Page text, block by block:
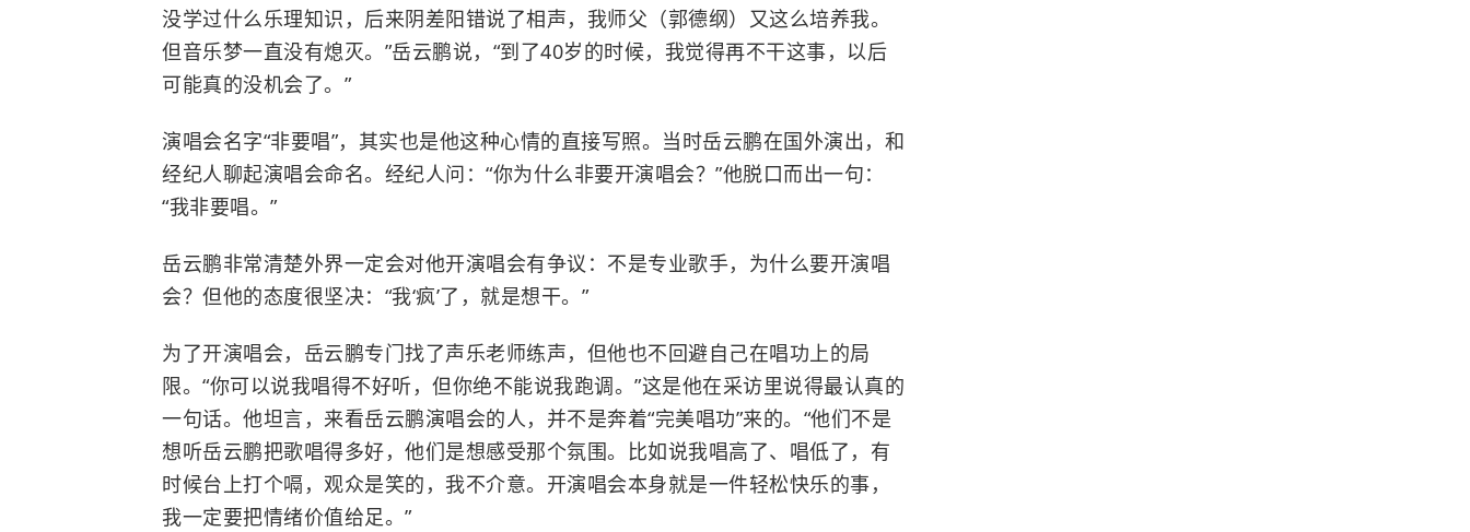
没学过什么乐理知识，后来阴差阳错说了相声，我师父（郭德纲）又这么培养我。
但音乐梦一直没有熄灭。”岳云鹏说，“到了40岁的时候，我觉得再不干这事，以后
可能真的没机会了。”
演唱会名字“非要唱”，其实也是他这种心情的直接写照。当时岳云鹏在国外演出，和
经纪人聊起演唱会命名。经纪人问：“你为什么非要开演唱会？”他脱口而出一句：
“我非要唱。”
岳云鹏非常清楚外界一定会对他开演唱会有争议：不是专业歌手，为什么要开演唱
会？但他的态度很坚决：“我‘疯’了，就是想干。”
为了开演唱会，岳云鹏专门找了声乐老师练声，但他也不回避自己在唱功上的局
限。“你可以说我唱得不好听，但你绝不能说我跑调。”这是他在采访里说得最认真的
一句话。他坦言，来看岳云鹏演唱会的人，并不是奔着“完美唱功”来的。“他们不是
想听岳云鹏把歌唱得多好，他们是想感受那个氛围。比如说我唱高了、唱低了，有
时候台上打个嗝，观众是笑的，我不介意。开演唱会本身就是一件轻松快乐的事，
我一定要把情绪价值给足。”